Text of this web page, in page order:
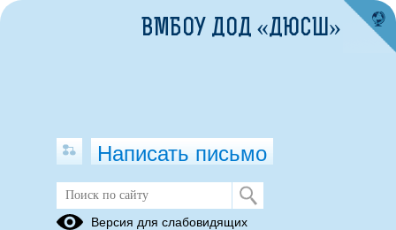
Новости
ВМБОУ ДОД «ДЮСШ»
Написать письмо
Версия для слабовидящих